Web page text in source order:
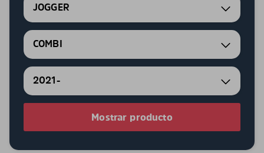
JOGGER
COMBI
2021-
Mostrar producto